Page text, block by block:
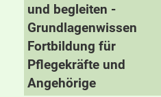
und begleiten -
Grundlagenwissen
Fortbildung für
Pflegekräfte und
Angehörige